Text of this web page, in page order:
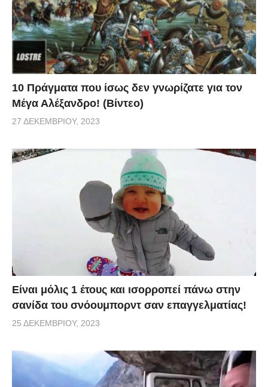
10 Πράγματα που ίσως δεν γνωρίζατε για τον
Μέγα Αλέξανδρο! (Βίντεο)
27 ΔΕΚΕΜΒΡΊΟΥ, 2023
Είναι μόλις 1 έτους και ισορροπεί πάνω στην
σανίδα του σνόουμπορντ σαν επαγγελματίας!
25 ΔΕΚΕΜΒΡΊΟΥ, 2023